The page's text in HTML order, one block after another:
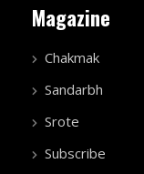
Magazine
Chakmak
Sandarbh
Srote
Subscribe